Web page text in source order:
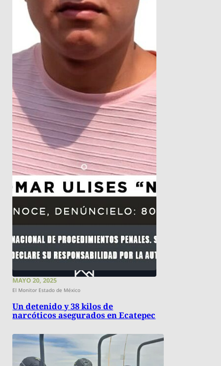
MAYO 20, 2025
El Monitor Estado de México
Un detenido y 38 kilos de
narcóticos asegurados en Ecatepec